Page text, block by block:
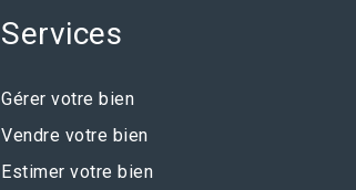
Services
Gérer votre bien
Vendre votre bien
Estimer votre bien